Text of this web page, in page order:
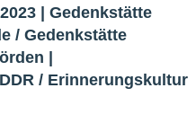
| Gedenkstätte
/ Gedenkstätte
|
/ Erinnerungskultur